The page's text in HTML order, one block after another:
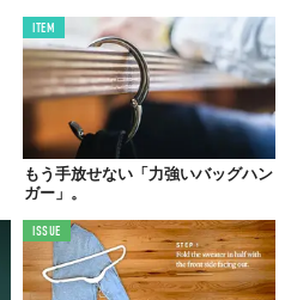
ITEM
もう手放せない「力強いバッグハン
ガー」。
ISSUE